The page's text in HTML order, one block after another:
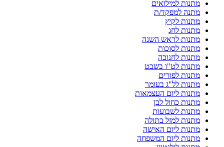
מתנות למילואים
מתנה למפקד/ת
מתנות לקיץ
מתנות לחג
מתנות לראש השנה
מתנות לסוכות
מתנות לחנוכה
מתנות לט"ו בשבט
מתנות לפורים
מתנות לל"ג בעומר
מתנות ליום העצמאות
מתנות כחול לבן
מתנות לשבועות
מתנות למזל בתולה
מתנות ליום האישה
מתנות ליום המשפחה